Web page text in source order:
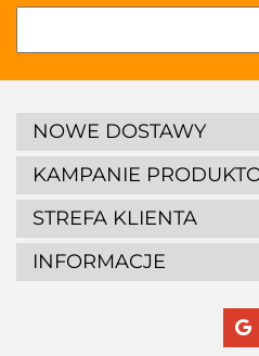
NOWE DOSTAWY
KAMPANIE
STREFA KLIENTA
INFORMACJE